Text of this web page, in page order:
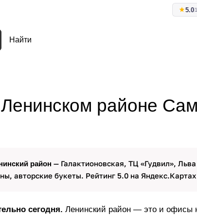
5.0
районе
район — Галактионовская, ТЦ «Гудвил»,
авторские букеты. Рейтинг 5.0 на
сегодня. Ленинский район — это и офисы